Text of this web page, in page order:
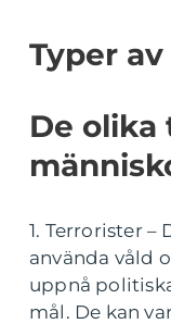
Typer
De olika
1. Terrorister –
använda våld
uppnå
mål. De kan